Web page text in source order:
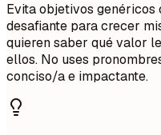
Evita objetivos genéricos
desafiante para crecer
quieren saber qué valor
ellos. No uses
conciso/a e impactante.